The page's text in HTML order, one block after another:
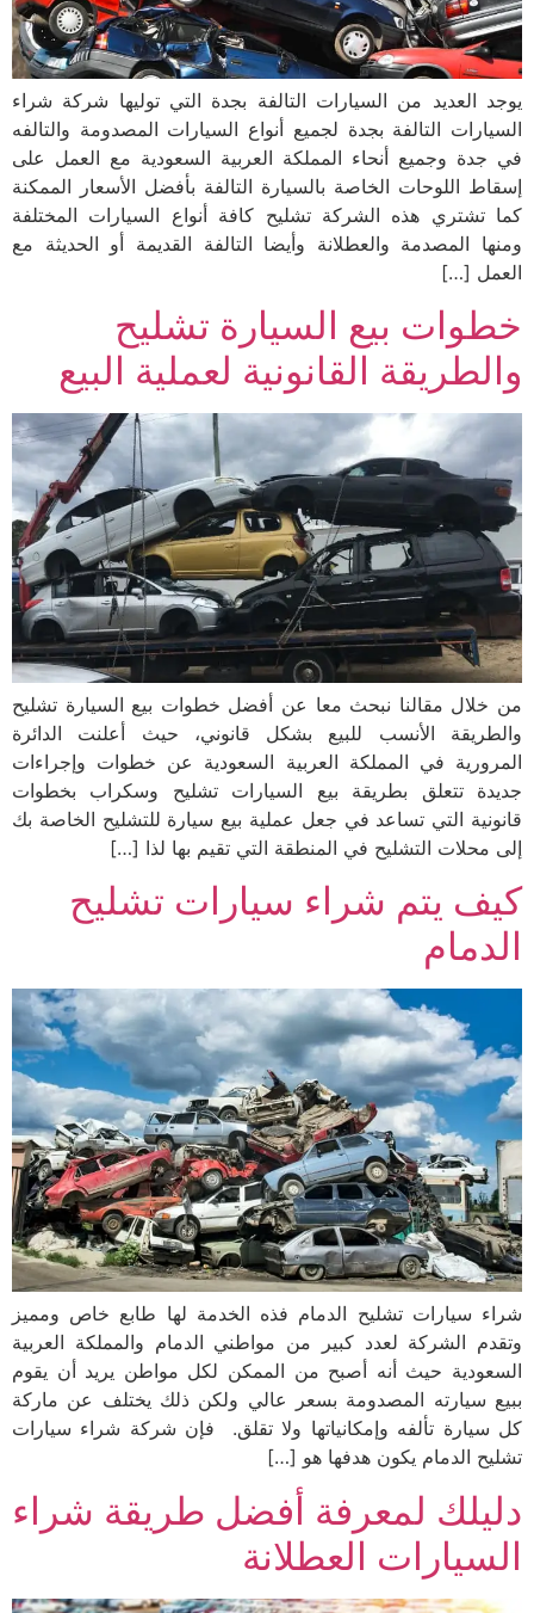
يوجد العديد من السيارات التالفة بجدة التي توليها شركة شراء
السيارات التالفة بجدة لجميع أنواع السيارات المصدومة والتالفه
في جدة وجميع أنحاء المملكة العربية السعودية مع العمل على
إسقاط اللوحات الخاصة بالسيارة التالفة بأفضل الأسعار الممكنة
كما تشتري هذه الشركة تشليح كافة أنواع السيارات المختلفة
ومنها المصدمة والعطلانة وأيضا التالفة القديمة أو الحديثة مع
العمل […]
خطوات بيع السيارة تشليح
والطريقة القانونية لعملية البيع
من خلال مقالنا نبحث معا عن أفضل خطوات بيع السيارة تشليح
والطريقة الأنسب للبيع بشكل قانوني، حيث أعلنت الدائرة
المرورية في المملكة العربية السعودية عن خطوات وإجراءات
جديدة تتعلق بطريقة بيع السيارات تشليح وسكراب بخطوات
قانونية التي تساعد في جعل عملية بيع سيارة للتشليح الخاصة بك
إلى محلات التشليح في المنطقة التي تقيم بها لذا […]
كيف يتم شراء سيارات تشليح
الدمام
شراء سيارات تشليح الدمام فذه الخدمة لها طابع خاص ومميز
وتقدم الشركة لعدد كبير من مواطني الدمام والمملكة العربية
السعودية حيث أنه أصبح من الممكن لكل مواطن يريد أن يقوم
ببيع سيارته المصدومة بسعر عالي ولكن ذلك يختلف عن ماركة
كل سيارة تألفه وإمكانياتها ولا تقلق. فإن شركة شراء سيارات
تشليح الدمام يكون هدفها هو […]
دليلك لمعرفة أفضل طريقة شراء
السيارات العطلانة